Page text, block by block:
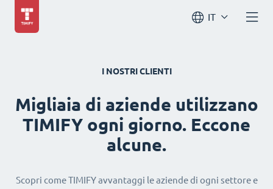
IT
I NOSTRI CLIENTI
Migliaia di aziende utilizzano
TIMIFY ogni giorno. Eccone
alcune.
Scopri come TIMIFY avvantaggi le aziende di ogni settore e